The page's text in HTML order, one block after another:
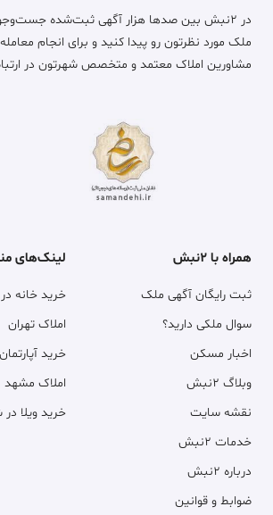
در ۲نبش بین صدها هزار آگهی ثبت‌شده
ملک مورد نظرتون رو پیدا کنید و برای انجام
مشاورین املاک معتمد و متخصص شهرتون در
همراه با ۲نبش
ثبت رایگان آگهی ملک
سوال ملکی دارید؟
اخبار مسکن
وبلاگ ۲نبش
نقشه سایت
خدمات ۲نبش
درباره ۲نبش
ضوابط و قوانین
لینک‌های
خرید خانه
املاک تهران
خرید
املاک مشهد
خرید ویلا